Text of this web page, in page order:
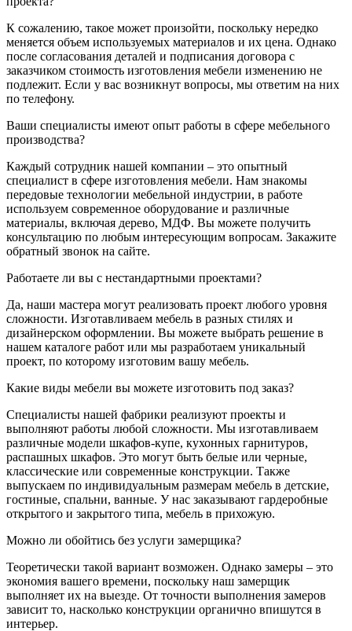
К сожалению, такое может произойти, поскольку нередко
меняется объем используемых материалов и их цена. Однако
после согласования деталей и подписания договора с
заказчиком стоимость изготовления мебели изменению не
подлежит. Если у вас возникнут вопросы, мы ответим на них
по телефону.
Ваши специалисты имеют опыт работы в сфере мебельного
производства?
Каждый сотрудник нашей компании – это опытный
специалист в сфере изготовления мебели. Нам знакомы
передовые технологии мебельной индустрии, в работе
используем современное оборудование и различные
материалы, включая дерево, МДФ. Вы можете получить
консультацию по любым интересующим вопросам. Закажите
обратный звонок на сайте.
Работаете ли вы с нестандартными проектами?
Да, наши мастера могут реализовать проект любого уровня
сложности. Изготавливаем мебель в разных стилях и
дизайнерском оформлении. Вы можете выбрать решение в
нашем каталоге работ или мы разработаем уникальный
проект, по которому изготовим вашу мебель.
Какие виды мебели вы можете изготовить под заказ?
Специалисты нашей фабрики реализуют проекты и
выполняют работы любой сложности. Мы изготавливаем
различные модели шкафов-купе, кухонных гарнитуров,
распашных шкафов. Это могут быть белые или черные,
классические или современные конструкции. Также
выпускаем по индивидуальным размерам мебель в детские,
гостиные, спальни, ванные. У нас заказывают гардеробные
открытого и закрытого типа, мебель в прихожую.
Можно ли обойтись без услуги замерщика?
Теоретически такой вариант возможен. Однако замеры – это
экономия вашего времени, поскольку наш замерщик
выполняет их на выезде. От точности выполнения замеров
зависит то, насколько конструкции органично впишутся в
интерьер.